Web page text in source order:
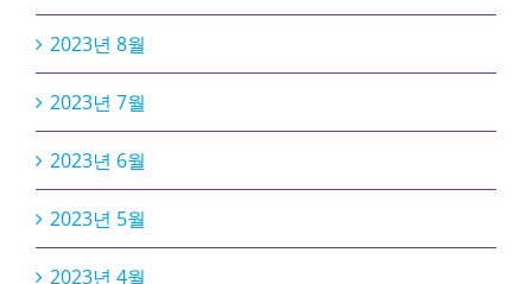
2023년 8월
2023년 7월
2023년 6월
2023년 5월
2023년 4월